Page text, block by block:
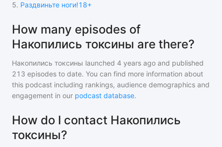
5. Раздвиньте ноги!18+
How many episodes of
Накопились токсины are there?
Накопились токсины launched 4 years ago and published
213 episodes to date. You can find more information about
this podcast including rankings, audience demographics and
engagement in our podcast database.
How do I contact Накопились
токсины?